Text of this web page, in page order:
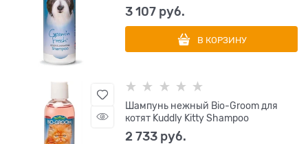
3 107 руб.
В КОРЗИНУ
Шампунь нежный Bio-Groom для
котят Kuddly Kitty Shampoo
2 733 руб.